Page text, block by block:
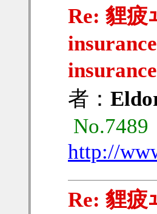
Re: 貍疲
者：
No.7489
http://
Re: 貍疲